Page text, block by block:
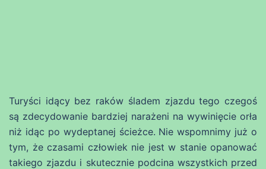
Turyści idący bez raków śladem zjazdu tego czegoś
są zdecydowanie bardziej narażeni na wywinięcie orła
niż idąc po wydeptanej ścieżce. Nie wspomnimy już o
tym, że czasami człowiek nie jest w stanie opanować
takiego zjazdu i skutecznie podcina wszystkich przed